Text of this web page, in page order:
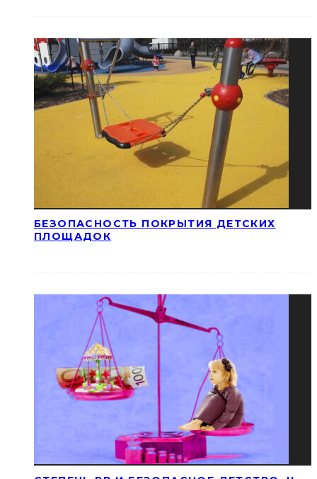
БЕЗОПАСНОСТЬ ПОКРЫТИЯ ДЕТСКИХ
ПЛОЩАДОК